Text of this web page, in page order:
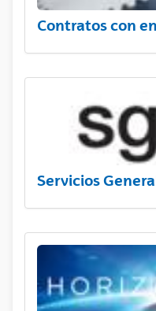
Contratos con
Servicios